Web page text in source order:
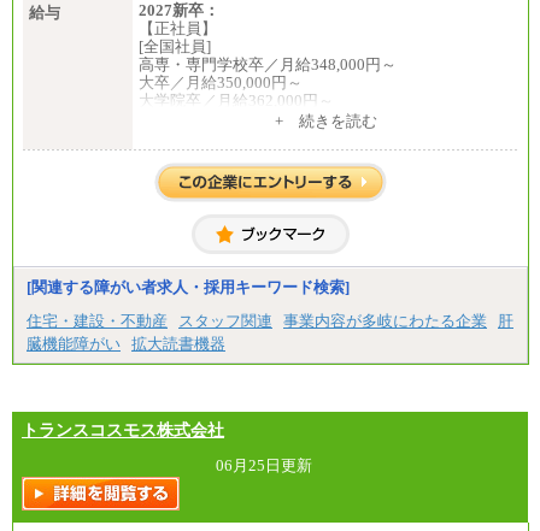
給与
2027新卒：
【正社員】
[全国社員]
高専・専門学校卒／月給348,000円～
大卒／月給350,000円～
大学院卒／月給362,000円～
[地域社員]月給295,000円～
【正社員】
[全国社員]月給348,000円～
[地域社員]月給295,000円～
【契約社員】月給200,000円～
+ 続きを読む
[関連する障がい者求人・採用キーワード検索]
住宅・建設・不動産
スタッフ関連 事業内容が多岐にわたる企業
肝
臓機能障がい 拡大読書機器
トランスコスモス株式会社
06月25日更新